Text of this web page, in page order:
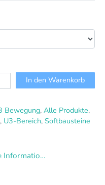
In den Warenkorb
Bewegung, Alle Produkte,
, U3-Bereich, Softbausteine
Zusätzliche Informationen